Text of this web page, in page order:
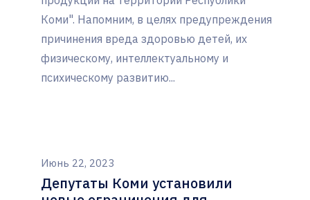
Коми". Напомним, в целях предупреждения
причинения вреда здоровью детей, их
физическому, интеллектуальному и
психическому развитию...
Июнь 22, 2023
Депутаты Коми установили